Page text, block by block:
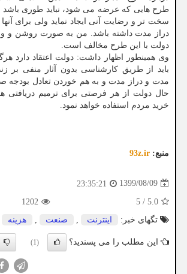
طرح هایی که عرضه می شود، نباید طوری باشد
سخت تر و رضایت آنی ایجاد نماید ولی برای
دراز مدت داشته باشد. من به صورت روشن و
دولت با این طرح مخالف است.
وی همینطور اظهار داشت: دولت اعتقاد دارد
باید از طریق کارشناسی بدون آثار منفی بر
مدت و دراز مدت و به هم خوردن تعادل بودجه
حال دولت از هر فرصتی برای ترمیم دریافتی
خرید مردم استفاده خواهد نمود.
منبع: 93z.ir
1399/08/09
23:35:21
5.0
/
5
1202
تگهای خبر:
اینترنت صنعت هزینه
این مطلب را می پسندید؟ (1)